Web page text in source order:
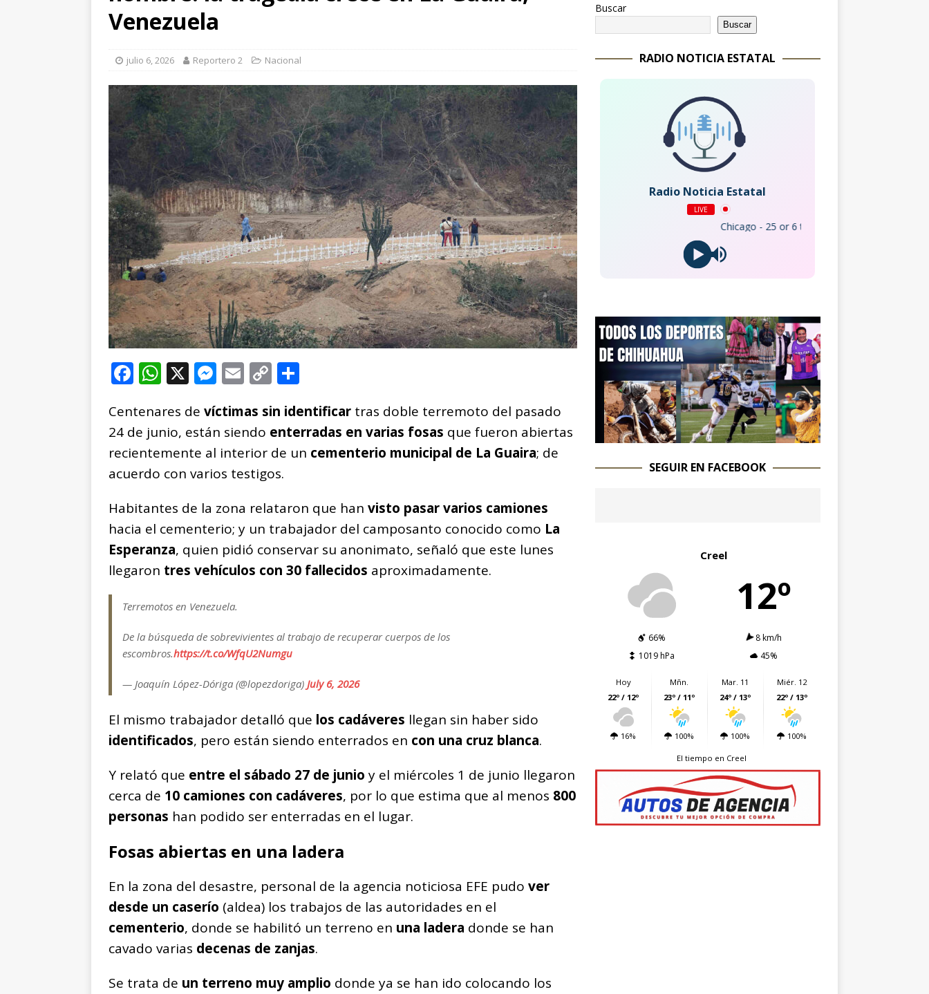
[ agosto 6, 2026 ] Recupera AEI Occidente una pick up Nissan con reporte de robo
Venezuela
julio 6, 2026 Reportero 2 Nacional
F
c
e
b
o
o
k
W
at
s
A
p
p
X M
ss
e
n
g
e
r
E
ai
l
C
p
y
Li
n
k
m
p
ar
r
Centenares de víctimas sin identificar tras doble terremoto del pasado
24 de junio, están siendo enterradas en varias fosas que fueron abiertas
recientemente al interior de un cementerio municipal de La Guaira; de
acuerdo con varios testigos.
Habitantes de la zona relataron que han visto pasar varios camiones
hacia el cementerio; y un trabajador del camposanto conocido como La
Esperanza, quien pidió conservar su anonimato, señaló que este lunes
llegaron tres vehículos con 30 fallecidos aproximadamente.
Terremotos en Venezuela.
De la búsqueda de sobrevivientes al trabajo de recuperar cuerpos de los
escombros.https://t.co/WfqU2Numgu
— Joaquín López-Dóriga (@lopezdoriga) July 6, 2026
El mismo trabajador detalló que los cadáveres llegan sin haber sido
identificados, pero están siendo enterrados en con una cruz blanca.
Y relató que entre el sábado 27 de junio y el miércoles 1 de junio llegaron
cerca de 10 camiones con cadáveres, por lo que estima que al menos 800
personas han podido ser enterradas en el lugar.
Fosas abiertas en una ladera
En la zona del desastre, personal de la agencia noticiosa EFE pudo ver
desde un caserío (aldea) los trabajos de las autoridades en el
cementerio, donde se habilitó un terreno en una ladera donde se han
cavado varias decenas de zanjas.
Se trata de un terreno muy amplio donde ya se han ido colocando los
Buscar
Buscar
RADIO NOTICIA ESTATAL
Radio Noticia Estatal
LIVE
Chicago - 25 or 6 to 4 (2002 Remaster)
SEGUIR EN FACEBOOK
Creel
12º
66%
8 km/h
1019 hPa
45%
Hoy
22º / 12º
16%
Mñn.
23º / 11º
100%
Mar. 11
24º / 13º
100%
Miér. 12
22º / 13º
100%
El tiempo en Creel